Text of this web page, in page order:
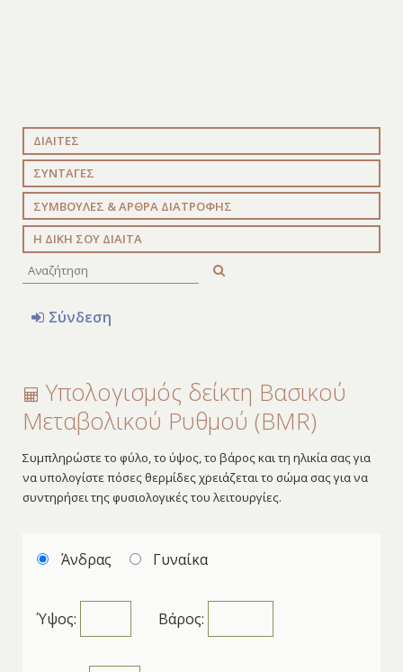
ΔΙΑΙΤΕΣ
ΣΥΝΤΑΓΕΣ
ΣΥΜΒΟΥΛΕΣ & ΑΡΘΡΑ ΔΙΑΤΡΟΦΗΣ
Η ΔΙΚΗ ΣΟΥ ΔΙΑΙΤΑ
Σύνδεση
Υπολογισμός δείκτη Βασικού
Μεταβολικού Ρυθμού (BMR)
Συμπληρώστε το φύλο, το ύψος, το βάρος και τη ηλικία σας για
να υπολογίστε πόσες θερμίδες χρειάζεται το σώμα σας για να
συντηρήσει της φυσιολογικές του λειτουργίες.
Άνδρας Γυναίκα
Ύψος: Βάρος: